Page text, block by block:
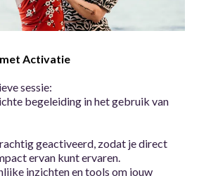
Activatie
sessie:
begeleiding in het gebruik van
geactiveerd, zodat je direct
ervan kunt ervaren.
inzichten en tools om jouw